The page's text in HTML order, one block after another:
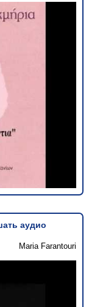
аудио
Maria Farantouri